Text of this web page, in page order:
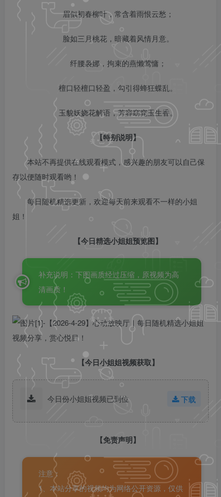
眉似初春柳叶，常含着雨恨云愁；
脸如三月桃花，暗藏着风情月意。
纤腰袅娜，拘束的燕懒莺慵；
檀口轻檀口轻盈，勾引得蜂狂蝶乱。
玉貌妖娆花解语，芳容窈窕玉生香。
【特别说明】
本站不再提供在线观看模式，感兴趣的朋友可以自己保
存以便随时观看哟！
每日随机精选更新，欢迎每天前来观看不一样的小姐
姐！
【今日精选小姐姐预览图】
补充说明：下图画质经过压缩，原视频为高
清画质！
【今日小姐姐视频获取】
今日份小姐姐视频已到位 下载
【免责声明】
注意：
1、本站分享的视频均为网络公开资源，仅供